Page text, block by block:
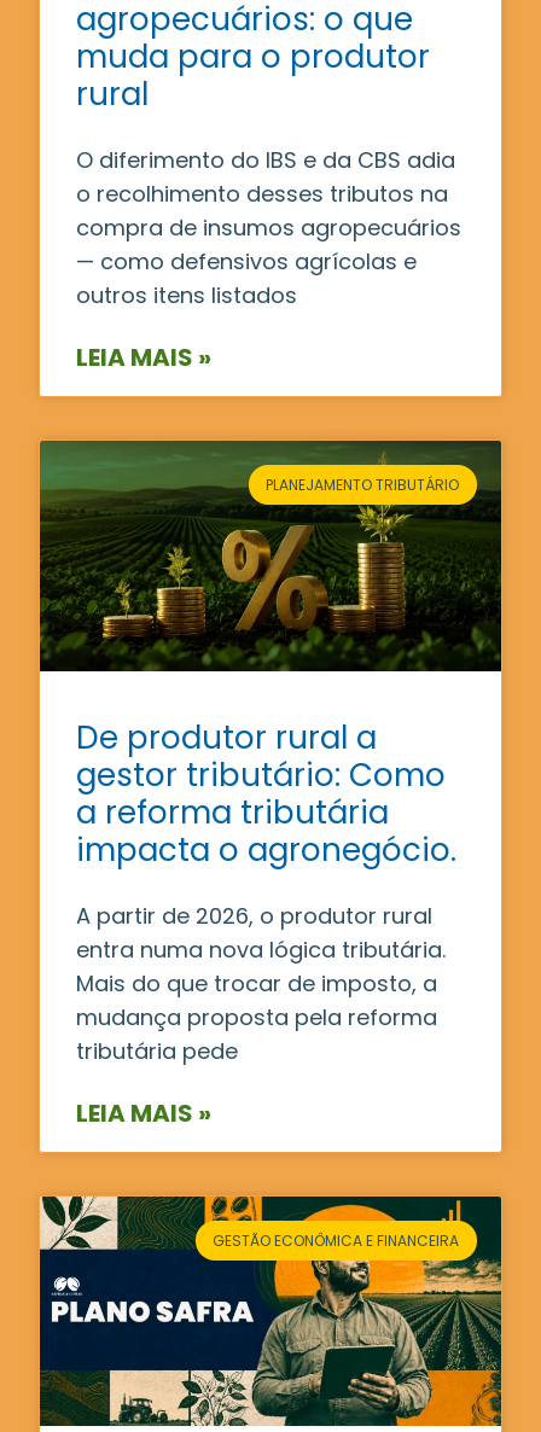
agropecuários: o que
muda para o produtor
rural
O diferimento do IBS e da CBS adia
o recolhimento desses tributos na
compra de insumos agropecuários
— como defensivos agrícolas e
outros itens listados
LEIA MAIS »
PLANEJAMENTO TRIBUTÁRIO
De produtor rural a
gestor tributário: Como
a reforma tributária
impacta o agronegócio.
A partir de 2026, o produtor rural
entra numa nova lógica tributária.
Mais do que trocar de imposto, a
mudança proposta pela reforma
tributária pede
LEIA MAIS »
GESTÃO ECONÔMICA E FINANCEIRA